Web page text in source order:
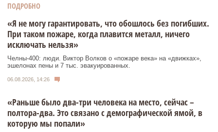
ПОДРОБНО
«Я не могу гарантировать, что обошлось без погибших.
При таком пожаре, когда плавится металл, ничего
исключать нельзя»
Челны-400: люди. Виктор Волков о «пожаре века» на «движках»,
эшелонах пены и 7 тыс. эвакуированных.
06.08.2026, 14:26
«Раньше было два-три человека на место, сейчас –
полтора-два. Это связано с демографической ямой, в
которую мы попали»